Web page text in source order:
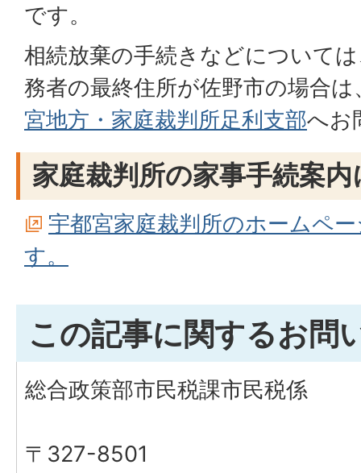
です。
相続放棄の手続きなどについて
務者の最終住所が佐野市の場合
宮地方・家庭裁判所足利支部へお
家庭裁判所の家事手続案
宇都宮家庭裁判所のホームペ
す。
この記事に関するお問
総合政策部市民税課市民税係
〒327-8501